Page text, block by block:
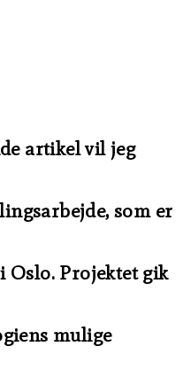
artikel vil jeg
som er
Oslo. Projektet gik
mulige